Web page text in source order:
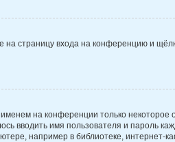
на страницу входа на конференцию и
на конференции только некоторое
вводить имя пользователя и пароль
например в библиотеке, интернет-